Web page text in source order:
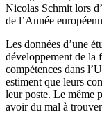
Nicolas Schmit lors
de l’Année
Les données d’une
développement de la
compétences dans
estiment que leurs
leur poste. Le même
avoir du mal à